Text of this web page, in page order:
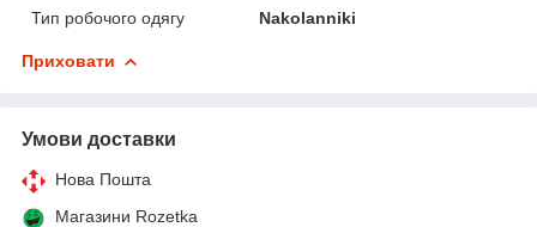
Тип робочого одягу
Nakolanniki
Приховати
Умови доставки
Нова Пошта
Магазини Rozetka